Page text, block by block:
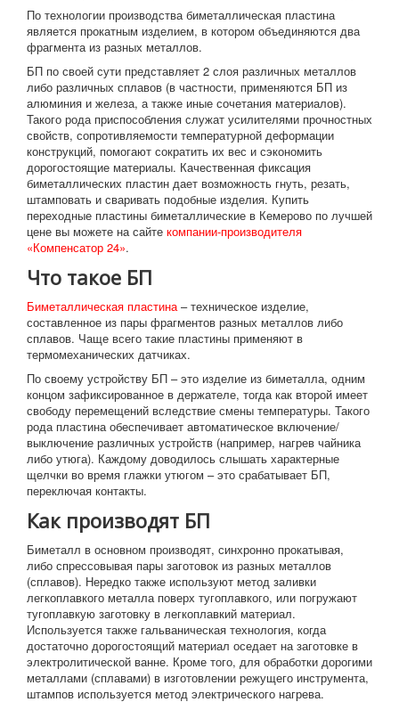
По технологии производства биметаллическая пластина
является прокатным изделием, в котором объединяются два
фрагмента из разных металлов.
БП по своей сути представляет 2 слоя различных металлов
либо различных сплавов (в частности, применяются БП из
алюминия и железа, а также иные сочетания материалов).
Такого рода приспособления служат усилителями прочностных
свойств, сопротивляемости температурной деформации
конструкций, помогают сократить их вес и сэкономить
дорогостоящие материалы. Качественная фиксация
биметаллических пластин дает возможность гнуть, резать,
штамповать и сваривать подобные изделия. Купить
переходные пластины биметаллические в Кемерово по лучшей
цене вы можете на сайте компании-производителя
«Компенсатор 24».
Что такое БП
Биметаллическая пластина – техническое изделие,
составленное из пары фрагментов разных металлов либо
сплавов. Чаще всего такие пластины применяют в
термомеханических датчиках.
По своему устройству БП – это изделие из биметалла, одним
концом зафиксированное в держателе, тогда как второй имеет
свободу перемещений вследствие смены температуры. Такого
рода пластина обеспечивает автоматическое включение/
выключение различных устройств (например, нагрев чайника
либо утюга). Каждому доводилось слышать характерные
щелчки во время глажки утюгом – это срабатывает БП,
переключая контакты.
Как производят БП
Биметалл в основном производят, синхронно прокатывая,
либо спрессовывая пары заготовок из разных металлов
(сплавов). Нередко также используют метод заливки
легкоплавкого металла поверх тугоплавкого, или погружают
тугоплавкую заготовку в легкоплавкий материал.
Используется также гальваническая технология, когда
достаточно дорогостоящий материал оседает на заготовке в
электролитической ванне. Кроме того, для обработки дорогими
металлами (сплавами) в изготовлении режущего инструмента,
штампов используется метод электрического нагрева.